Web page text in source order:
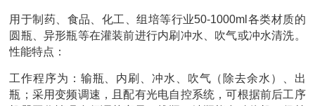
用于制药、食品、化工、组培等行业50-1000ml各类材质的
圆瓶、异形瓶等在灌装前进行内刷冲水、吹气或冲水清洗。
性能特点：
工作程序为：输瓶、内刷、冲水、吹气（除去余水）、出
瓶；采用变频调速，且配有光电自控系统，可根据前后工序